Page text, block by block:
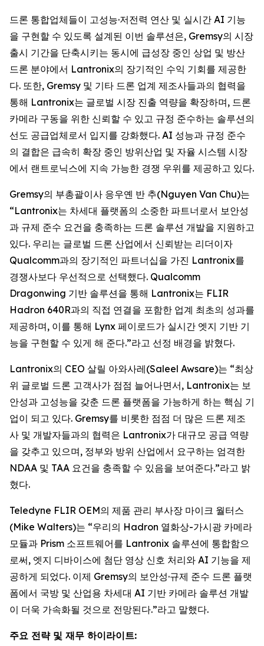
드론 통합업체들이 고성능·저전력 연산 및 실시간 AI 기능
을 구현할 수 있도록 설계된 이번 솔루션은, Gremsy의 시장
출시 기간을 단축시키는 동시에 급성장 중인 상업 및 방산
드론 분야에서 Lantronix의 장기적인 수익 기회를 제공한
다. 또한, Gremsy 및 기타 드론 업계 제조사들과의 협력을
통해 Lantronix는 글로벌 시장 진출 역량을 확장하며, 드론
카메라 구동을 위한 신뢰할 수 있고 규정 준수하는 솔루션의
선도 공급업체로서 입지를 강화했다. AI 성능과 규정 준수
의 결합은 급속히 확장 중인 방위산업 및 자율 시스템 시장
에서 랜트로닉스에 지속 가능한 경쟁 우위를 제공하고 있다.
Gremsy의 부총괄이사 응우옌 반 추(Nguyen Van Chu)는
“Lantronix는 차세대 플랫폼의 소중한 파트너로서 보안성
과 규제 준수 요건을 충족하는 드론 솔루션 개발을 지원하고
있다. 우리는 글로벌 드론 산업에서 신뢰받는 리더이자
Qualcomm과의 장기적인 파트너십을 가진 Lantronix를
경쟁사보다 우선적으로 선택했다. Qualcomm
Dragonwing 기반 솔루션을 통해 Lantronix는 FLIR
Hadron 640R과의 직접 연결을 포함한 업계 최초의 성과를
제공하며, 이를 통해 Lynx 페이로드가 실시간 엣지 기반 기
능을 구현할 수 있게 해 준다.”라고 선정 배경을 밝혔다.
Lantronix의 CEO 살릴 아와사레(Saleel Awsare)는 “최상
위 글로벌 드론 고객사가 점점 늘어나면서, Lantronix는 보
안성과 고성능을 갖춘 드론 플랫폼을 가능하게 하는 핵심 기
업이 되고 있다. Gremsy를 비롯한 점점 더 많은 드론 제조
사 및 개발자들과의 협력은 Lantronix가 대규모 공급 역량
을 갖추고 있으며, 정부와 방위 산업에서 요구하는 엄격한
NDAA 및 TAA 요건을 충족할 수 있음을 보여준다.”라고 밝
혔다.
Teledyne FLIR OEM의 제품 관리 부사장 마이크 월터스
(Mike Walters)는 “우리의 Hadron 열화상-가시광 카메라
모듈과 Prism 소프트웨어를 Lantronix 솔루션에 통합함으
로써, 엣지 디바이스에 첨단 영상 신호 처리와 AI 기능을 제
공하게 되었다. 이제 Gremsy의 보안성·규제 준수 드론 플랫
폼에서 국방 및 산업용 차세대 AI 기반 카메라 솔루션 개발
이 더욱 가속화될 것으로 전망된다.”라고 말했다.
주요 전략 및 재무 하이라이트: